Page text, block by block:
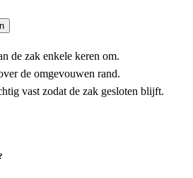
de zak enkele keren om.
de omgevouwen rand.
vast zodat de zak gesloten blijft.